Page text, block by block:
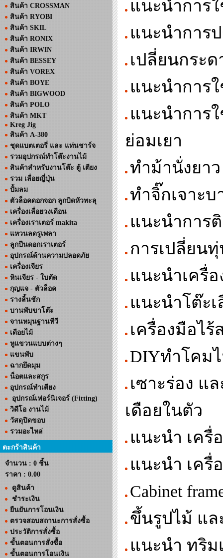
สินค้า CROSSMAN
สินค้า RYOBI
สินค้า SKIL
สินค้า RONIX
สินค้า IRWIN
สินค้า BESSEY
สินค้า VOREX
สินค้า BOYE
สินค้า BIGWOOD
สินค้า POLO
สินค้า MKT
Kreg Jig
สินค้า A-380
ชุดแบตเตอรี่ และ แท่นชาร์จ
รวมอุปกรณ์ทำโต๊ะงานไม้
สินค้าสำหรับงานโต๊ะ ตู้ เตียง
รวม เลื่อยญี่ปุ่น
ปั้มลม
ตัวล็อคดอกจอก ลูกบิดหัวทะลุ
เครื่องเลื่อยวงเดือน
เครื่องเราเตอร์ makita
แหวนลดรูเพลา
ลูกปืนดอกเราเตอร์
อุปกรณ์ด้านความปลอดภัย
เครื่องเจียร
หินเจียร - ใบตัด
กุญแจ - ตัวล็อค
รางลิ้นชัก
บานพับขาโต๊ะ
จานหมุนฐานทีวี
เดือยไม้
หูแขวนแบบต่างๆ
แขนพับ
ฉากยึดมุม
น็อตและสกูร
อุปกรณ์ทำเตียง
อุปกรณ์เฟอร์นิเจอร์ (Fitting)
วิดีโอ งานไม้
วัสดุปิดขอบ
รวมอะไหล่
ตะกร้าสินค้า
จำนวน : 0 ชิ้น
ราคา : 0.00
ดูสินค้า
ชำระเงิน
ยืนยันการโอนเงิน
ตรวจสอบสถานะการสั่งซื้อ
ประวัติการสั่งซื้อ
ขั้นตอนการสั่งซื้อ
ขั้นตอนการโอนเงิน
แนะนำการ
แนะนำการ
เปลี่ยนกระ
แนะนำการ
แนะนำการ
ย่อมเยา
ทำม้านั่งยาว
ทำจิ๊กเจาะ
แนะนำการ
การเปลี่ยนทุ่
แนะนำเครื่
แนะนำโต๊ะเ
เครื่องมือไร้
DIYทำโคม
เซาะร่อง แ
เดือยในตัว
แนะนำ เครื่
แนะนำ เครื่
Cabinet
ขึ้นรูปไม้ แล
แนะนำ ทริม